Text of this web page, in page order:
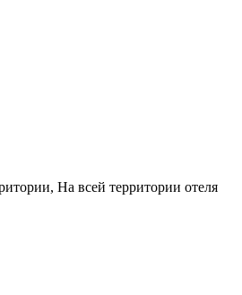
На всей территории отеля